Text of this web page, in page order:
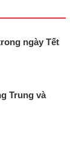
ngày Tết
Trung và